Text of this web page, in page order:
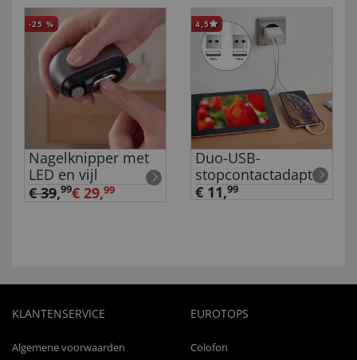
-25 %
Nagelknipper met
LED en vijl
€ 39,99€ 29,99
4,5
Duo-USB-
stopcontactadapter
€ 11,99
KLANTENSERVICE
Algemene voorwaarden
EUROTOPS
Colofon